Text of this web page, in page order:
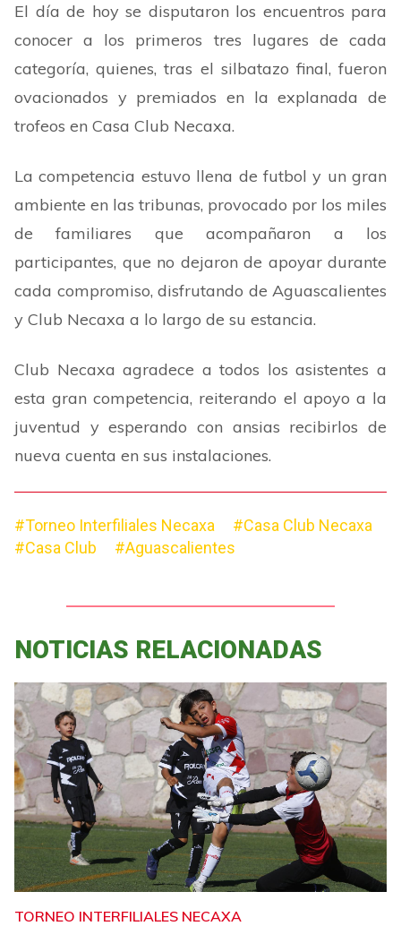
El día de hoy se disputaron los encuentros para
conocer a los primeros tres lugares de cada
categoría, quienes, tras el silbatazo final, fueron
ovacionados y premiados en la explanada de
trofeos en Casa Club Necaxa.
La competencia estuvo llena de futbol y un gran
ambiente en las tribunas, provocado por los miles
de familiares que acompañaron a los
participantes, que no dejaron de apoyar durante
cada compromiso, disfrutando de Aguascalientes
y Club Necaxa a lo largo de su estancia.
Club Necaxa agradece a todos los asistentes a
esta gran competencia, reiterando el apoyo a la
juventud y esperando con ansias recibirlos de
nueva cuenta en sus instalaciones.
#Torneo Interfiliales Necaxa
#Casa Club Necaxa
#Casa Club
#Aguascalientes
NOTICIAS RELACIONADAS
TORNEO INTERFILIALES NECAXA